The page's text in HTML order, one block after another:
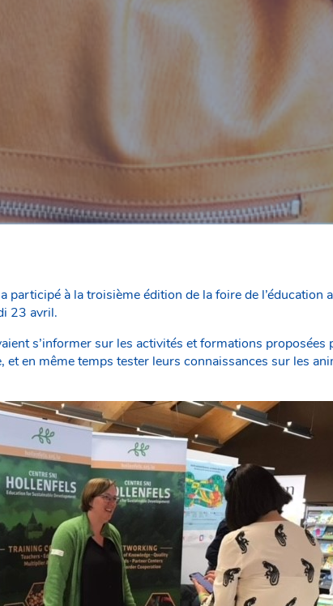
participé à la troisième édition de la foire de l’éducation
23 avril.
s’informer sur les activités et formations proposées
et en même temps tester leurs connaissances sur les